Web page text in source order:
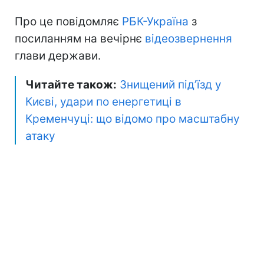
Про це повідомляє РБК-Україна з
посиланням на вечірнє відеозвернення
глави держави.
Читайте також: Знищений під’їзд у
Києві, удари по енергетиці в
Кременчуці: що відомо про масштабну
атаку